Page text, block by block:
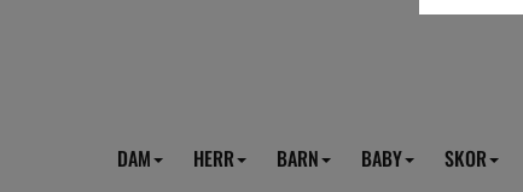
DAM HERR BARN BABY SKOR